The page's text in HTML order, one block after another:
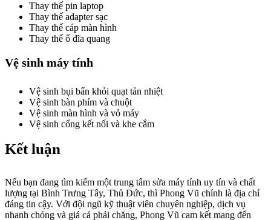
Thay thế pin laptop
Thay thế adapter sạc
Thay thế cáp màn hình
Thay thế ổ đĩa quang
Vệ sinh máy tính
Vệ sinh bụi bẩn khỏi quạt tản nhiệt
Vệ sinh bàn phím và chuột
Vệ sinh màn hình và vỏ máy
Vệ sinh cổng kết nối và khe cắm
Kết luận
Nếu bạn đang tìm kiếm một trung tâm sửa máy tính uy tín và chất
lượng tại Bình Trưng Tây, Thủ Đức, thì Phong Vũ chính là địa chỉ
đáng tin cậy. Với đội ngũ kỹ thuật viên chuyên nghiệp, dịch vụ
nhanh chóng và giá cả phải chăng, Phong Vũ cam kết mang đến